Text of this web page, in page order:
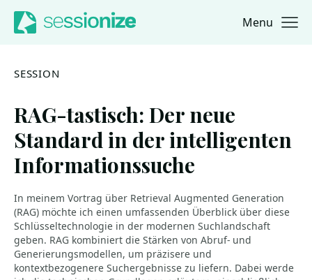
Jump to navigation
Jump to content Menu
SESSION
RAG-tastisch: Der neue
Standard in der intelligenten
Informationssuche
In meinem Vortrag über Retrieval Augmented Generation
(RAG) möchte ich einen umfassenden Überblick über diese
Schlüsseltechnologie in der modernen Suchlandschaft
geben. RAG kombiniert die Stärken von Abruf- und
Generierungsmodellen, um präzisere und
kontextbezogenere Suchergebnisse zu liefern. Dabei werde